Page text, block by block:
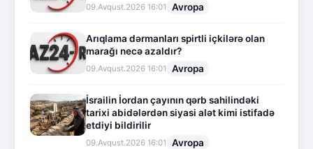
09.Avqust.2026 16:01 Avropa
Arıqlama dərmanları spirtli içkilərə olan
marağı necə azaldır?
09.Avqust.2026 16:01 Avropa
İsrailin İordan çayının qərb sahilindəki
tarixi abidələrdən siyasi alət kimi istifadə
etdiyi bildirilir
09.Avqust.2026 16:01 Avropa